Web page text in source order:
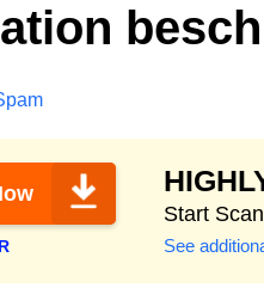
Start
See